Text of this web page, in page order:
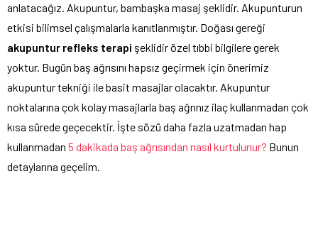
anlatacağız. Akupuntur, bambaşka masaj şeklidir. Akupunturun
etkisi bilimsel çalışmalarla kanıtlanmıştır. Doğası gereği
akupuntur refleks terapi şeklidir özel tıbbi bilgilere gerek
yoktur. Bugün baş ağrısını hapsız geçirmek için önerimiz
akupuntur tekniği ile basit masajlar olacaktır. Akupuntur
noktalarına çok kolay masajlarla baş ağrınız ilaç kullanmadan çok
kısa sürede geçecektir. İşte sözü daha fazla uzatmadan hap
kullanmadan 5 dakikada baş ağrısından nasıl kurtulunur? Bunun
detaylarına geçelim.